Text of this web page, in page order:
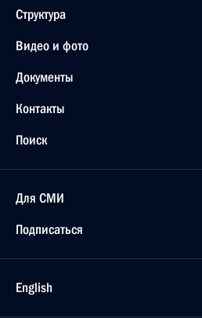
Структура
Видео и фото
Документы
Контакты
Поиск
Для СМИ
Подписаться
English